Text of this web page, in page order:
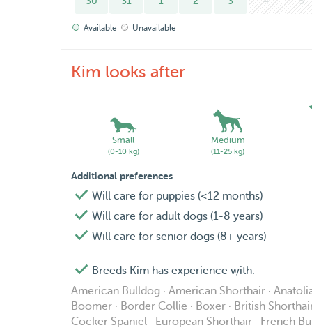
Available Unavailable
Kim looks after
Small
(0-10 kg)
Medium
(11-25 kg)
Additional preferences
Will care for puppies (<12 months)
Will care for adult dogs (1-8 years)
Will care for senior dogs (8+ years)
Breeds Kim has experience with:
American Bulldog · American Shorthair ·
Boomer · Border Collie · Boxer · British
Cocker Spaniel · European Shorthair · French